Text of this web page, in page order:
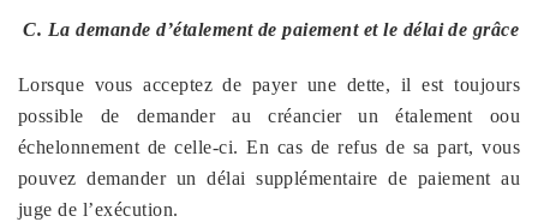
C. La demande d’étalement de paiement et le délai de grâce
Lorsque vous acceptez de payer une dette, il est toujours
possible de demander au créancier un étalement oou
échelonnement de celle-ci. En cas de refus de sa part, vous
pouvez demander un délai supplémentaire de paiement au
juge de l’exécution.